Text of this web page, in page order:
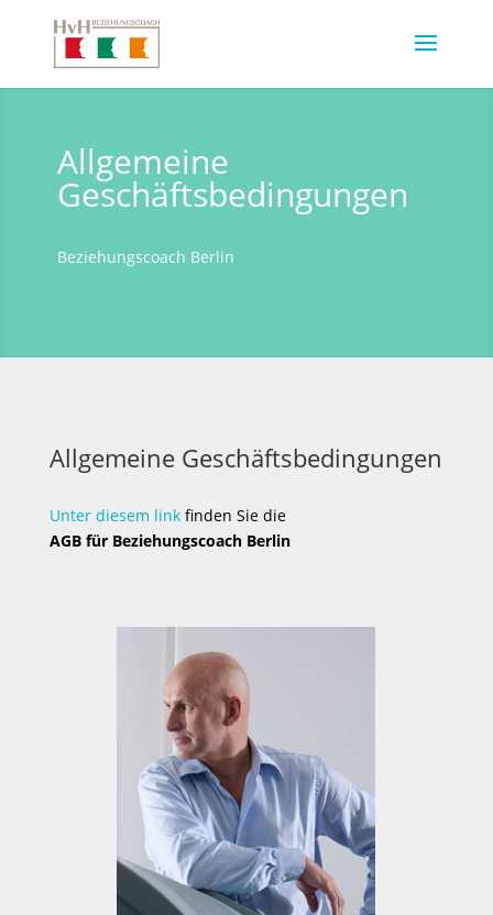
Allgemeine
Geschäftsbedingungen
Beziehungscoach Berlin
Allgemeine Geschäftsbedingungen
Unter diesem linkfinden Sie die
AGB für Beziehungscoach Berlin